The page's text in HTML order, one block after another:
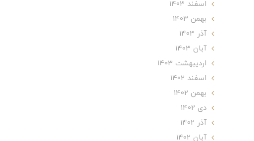
اسفند 1403
بهمن 1403
آذر 1403
آبان 1403
ارديبهشت 1403
اسفند 1402
بهمن 1402
دی 1402
آذر 1402
آبان 1402